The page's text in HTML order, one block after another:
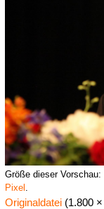
Größe dieser Vorschau:
Pixel
Originaldatei (1.800